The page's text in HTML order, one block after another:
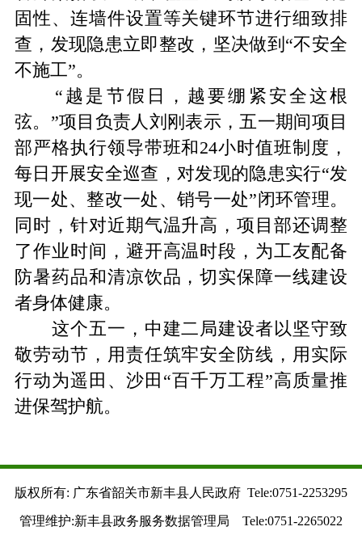
固性、连墙件设置等关键环节进行细致排
查，发现隐患立即整改，坚决做到 “不安全
不施工”。
“越是节假日，越要绷紧安全这根
弦。”项目负责人刘刚表示，五一期间项目
部严格执行领导带班和24小时值班制度，
每日开展安全巡查，对发现的隐患实行“发
现一处、整改一处、销号一处”闭环管理。
同时，针对近期气温升高，项目部还调整
了作业时间，避开高温时段，为工友配备
防暑药品和清凉饮品，切实保障一线建设
者身体健康。
这个五一，中建二局建设者以坚守致
敬劳动节，用责任筑牢安全防线，用实际
行动为遥田、沙田 “百千万工程”高质量推
进保驾护航。
版权所有: 广东省韶关市新丰县人民政府 Tele:0751-2253295
管理维护:新丰县政务服务数据管理局 Tele:0751-2265022